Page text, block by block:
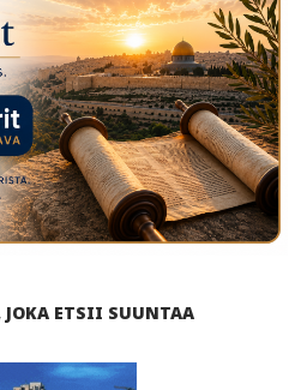
JOKA ETSII SUUNTAA